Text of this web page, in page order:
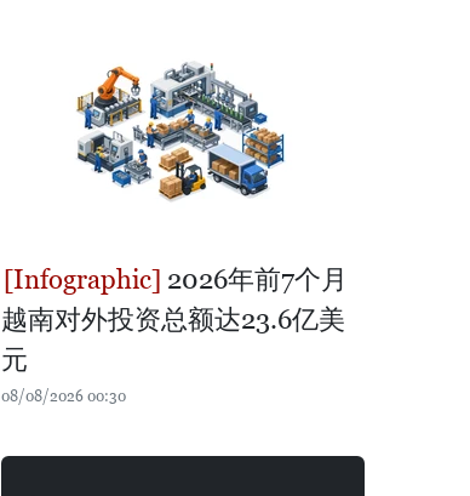
2026年前7个月
越南对外投资总额达23.6亿美
元
08/08/2026 00:30